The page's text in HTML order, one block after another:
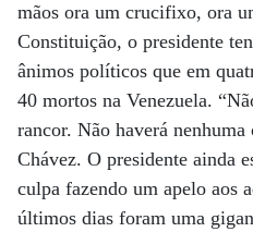
mãos ora um crucifixo, ora
Constituição, o presidente
ânimos políticos que em
40 mortos na Venezuela.
rancor. Não haverá nenhuma
Chávez. O presidente ainda
culpa fazendo um apelo aos
últimos dias foram uma